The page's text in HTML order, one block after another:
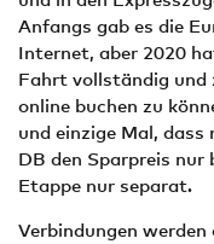
Anfangs gab es die
Internet, aber 2020
Fahrt vollständig und
online buchen zu
und einzige Mal, dass
DB den Sparpreis
Etappe nur separat.
Verbindungen